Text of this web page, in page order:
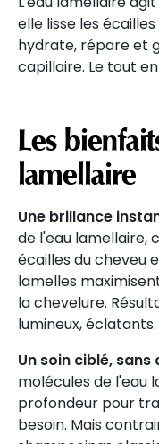
elle lisse les
hydrate, répare et
capillaire. Le tout
Les
lamellaire
Une brillance
de l'eau lamellaire,
écailles du cheveu
lamelles
la chevelure.
lumineux, éclatants.
Un soin ciblé,
molécules de l'eau
profondeur pour
besoin. Mais